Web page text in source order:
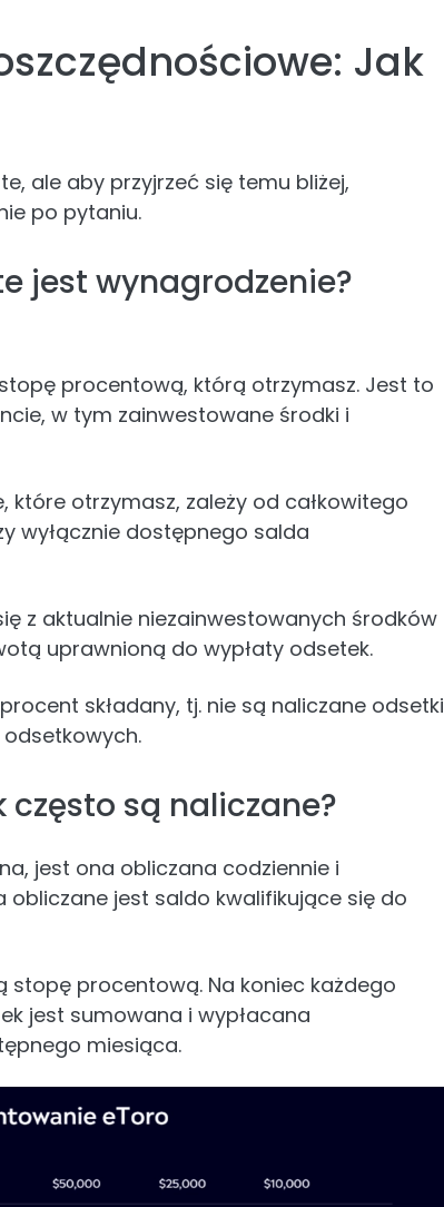
Jak
ale aby przyjrzeć się temu bliżej,
po pytaniu.
jest wynagrodzenie?
procentową, którą otrzymasz. Jest to
w tym zainwestowane środki i
otrzymasz, zależy od całkowitego
wyłącznie dostępnego salda
z aktualnie niezainwestowanych środków
uprawnioną do wypłaty odsetek.
składany, tj. nie są naliczane odsetki
są naliczane?
jest ona obliczana codziennie i
obliczane jest saldo kwalifikujące się do
stopę procentową. Na koniec każdego
jest sumowana i wypłacana
miesiąca.